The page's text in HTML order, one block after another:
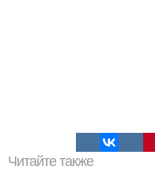
Читайте также